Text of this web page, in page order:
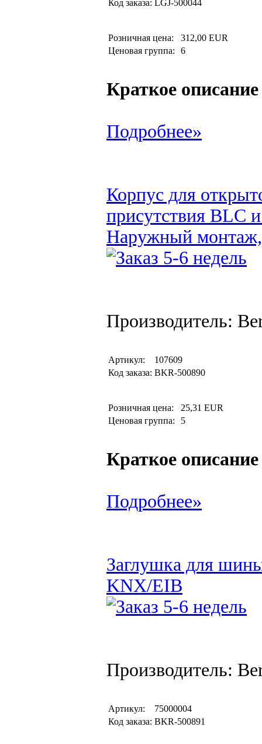
Код заказа: LGJ-500044
Розничная цена:
312,00 EUR
Ценовая группа:
6
Краткое описание
Подробнее»
Корпус для
присутствия BLC
Наружный
Производитель:
Артикул:
107609
Код заказа: BKR-500890
Розничная цена:
25,31 EUR
Ценовая группа:
5
Краткое описание
Подробнее»
Заглушка для
KNX/EIB
Производитель:
Артикул:
75000004
Код заказа: BKR-500891